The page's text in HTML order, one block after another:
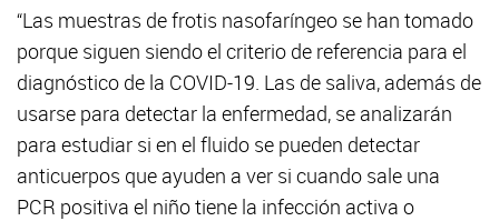
“Las muestras de frotis nasofaríngeo se han tomado
porque siguen siendo el criterio de referencia para el
diagnóstico de la COVID-19. Las de saliva, además de
usarse para detectar la enfermedad, se analizarán
para estudiar si en el fluido se pueden detectar
anticuerpos que ayuden a ver si cuando sale una
PCR positiva el niño tiene la infección activa o